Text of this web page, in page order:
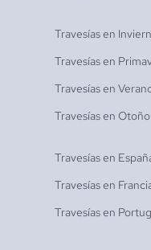
Travesías en
Travesías en
Travesías en
Travesías en Otoño
Travesías en
Travesías en
Travesías en